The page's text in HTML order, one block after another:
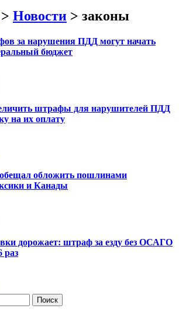
> Новости > законы
за нарушения ПДД могут начать
бюджет
штрафы для нарушителей ПДД
на их оплату
обложить пошлинами
и Канады
дорожает: штраф за езду без ОСАГО
раз